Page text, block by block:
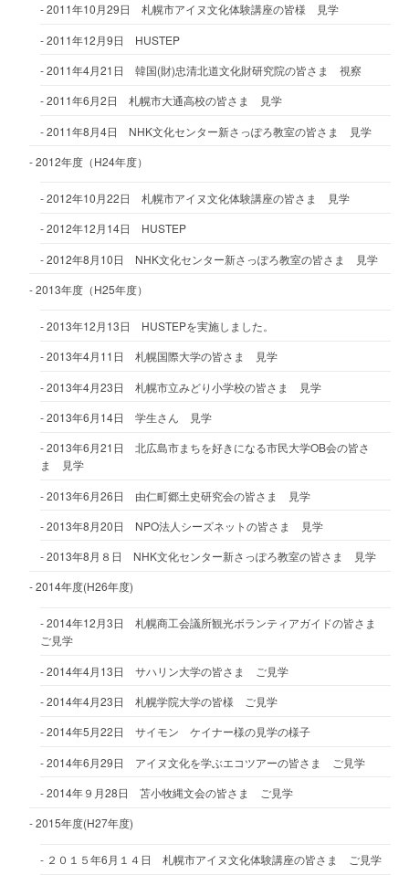
2011年10月29日 札幌市アイヌ文化体験講座の皆様 見学
2011年12月9日 HUSTEP
2011年4月21日 韓国(財)忠清北道文化財研究院の皆さま 視察
2011年6月2日 札幌市大通高校の皆さま 見学
2011年8月4日 NHK文化センター新さっぽろ教室の皆さま 見学
2012年度（H24年度）
2012年10月22日 札幌市アイヌ文化体験講座の皆さま 見学
2012年12月14日 HUSTEP
2012年8月10日 NHK文化センター新さっぽろ教室の皆さま 見学
2013年度（H25年度）
2013年12月13日 HUSTEPを実施しました。
2013年4月11日 札幌国際大学の皆さま 見学
2013年4月23日 札幌市立みどり小学校の皆さま 見学
2013年6月14日 学生さん 見学
2013年6月21日 北広島市まちを好きになる市民大学OB会の皆さ
ま 見学
2013年6月26日 由仁町郷土史研究会の皆さま 見学
2013年8月20日 NPO法人シーズネットの皆さま 見学
2013年8月８日 NHK文化センター新さっぽろ教室の皆さま 見学
2014年度(H26年度)
2014年12月3日 札幌商工会議所観光ボランティアガイドの皆さま
ご見学
2014年4月13日 サハリン大学の皆さま ご見学
2014年4月23日 札幌学院大学の皆様 ご見学
2014年5月22日 サイモン ケイナー様の見学の様子
2014年6月29日 アイヌ文化を学ぶエコツアーの皆さま ご見学
2014年９月28日 苫小牧縄文会の皆さま ご見学
2015年度(H27年度)
２０１５年6月１４日 札幌市アイヌ文化体験講座の皆さま ご見学